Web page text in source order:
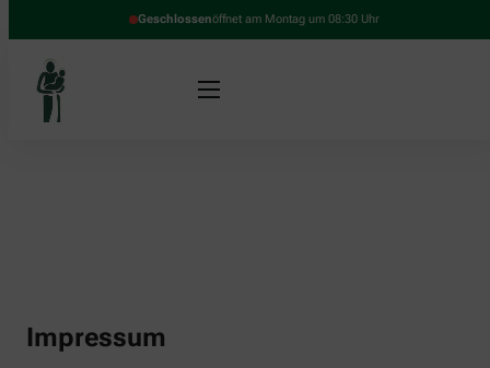
Geschlossenöffnet am Montag um 08:30 Uhr
Impressum